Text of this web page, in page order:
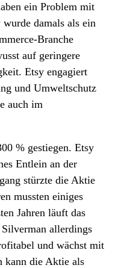
ein Problem mit
damals als ein
Branche
auf geringere
Etsy engagiert
und Umweltschutz
auch im
% gestiegen. Etsy
Entlein an der
stürzte die Aktie
mussten einiges
Jahren läuft das
allerdings
und wächst mit
kann die Aktie als